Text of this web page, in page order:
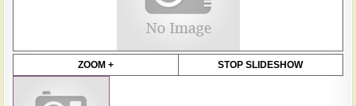
ZOOM + STOP SLIDESHOW